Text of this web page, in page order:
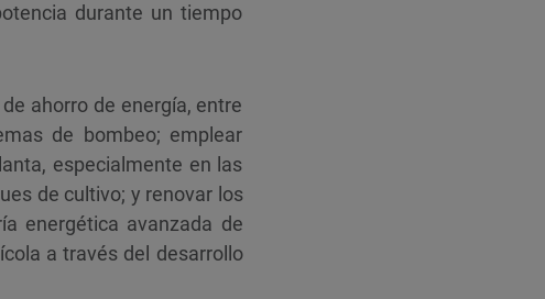
durante un tiempo
ahorro de energía, entre
de bombeo; emplear
especialmente en las
de cultivo; y renovar los
energética avanzada de
a través del desarrollo